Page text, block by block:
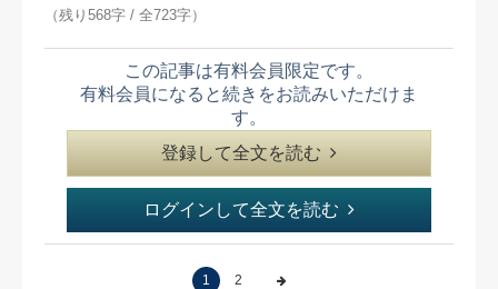
（残り568字 / 全723字）
この記事は有料会員限定です。
有料会員になると続きをお読みいただけま
す。
登録して全文を読む
ログインして全文を読む
1 2